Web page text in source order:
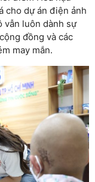
cho dự án điện ảnh
vẫn luôn dành sự
đồng và các
may mắn.